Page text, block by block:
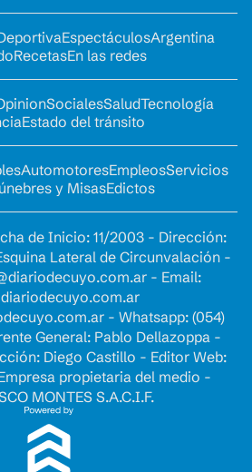
EspectáculosArgentina
RecetasEn las redes
SocialesSaludTecnología
Estado del tránsito
AutomotoresEmpleosServicios
y MisasEdictos
de Inicio: 11/2003 - Dirección:
Lateral de Circunvalación -
- Email:
- Whatsapp: (054)
General: Pablo Dellazoppa -
Diego Castillo - Editor Web:
propietaria del medio -
MONTES S.A.C.I.F.